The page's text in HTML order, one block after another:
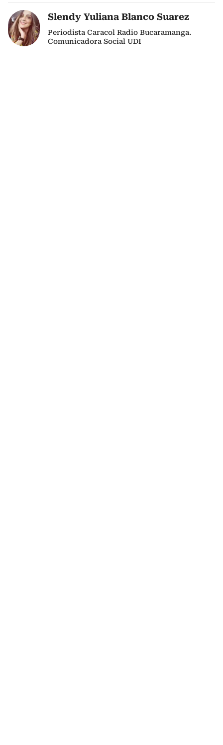
Slendy Yuliana Blanco Suarez
Periodista Caracol Radio Bucaramanga.
Comunicadora Social UDI